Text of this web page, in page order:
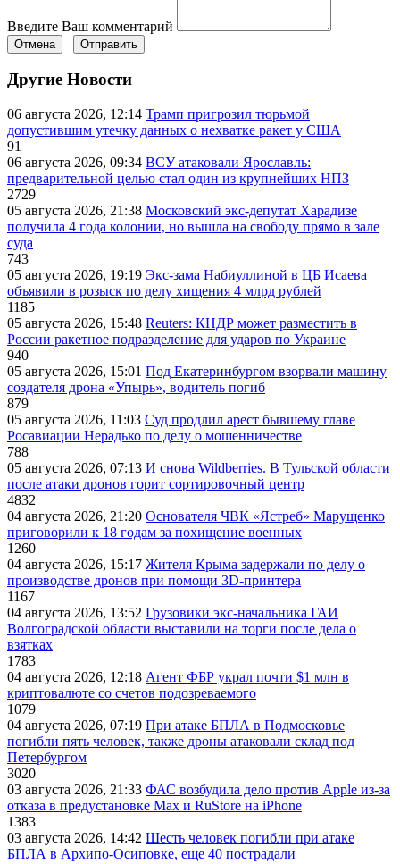
Введите Ваш комментарий
Отмена Отправить
Другие Новости
06 августа 2026, 12:14 Трамп пригрозил тюрьмой
допустившим утечку данных о нехватке ракет у США
91
06 августа 2026, 09:34 ВСУ атаковали Ярославль:
предварительной целью стал один из крупнейших НПЗ
2729
05 августа 2026, 21:38 Московский экс-депутат Харадизе
получила 4 года колонии, но вышла на свободу прямо в зале
суда
743
05 августа 2026, 19:19 Экс-зама Набиуллиной в ЦБ Исаева
объявили в розыск по делу хищения 4 млрд рублей
1185
05 августа 2026, 15:48 Reuters: КНДР может разместить в
России ракетное подразделение для ударов по Украине
940
05 августа 2026, 15:01 Под Екатеринбургом взорвали машину
создателя дрона «Упырь», водитель погиб
879
05 августа 2026, 11:03 Суд продлил арест бывшему главе
Росавиации Нерадько по делу о мошенничестве
788
05 августа 2026, 07:13 И снова Wildberries. В Тульской области
после атаки дронов горит сортировочный центр
4832
04 августа 2026, 21:20 Основателя ЧВК «Ястреб» Марущенко
приговорили к 18 годам за похищение военных
1260
04 августа 2026, 15:17 Жителя Крыма задержали по делу о
производстве дронов при помощи 3D‑принтера
1167
04 августа 2026, 13:52 Грузовики экс-начальника ГАИ
Волгоградской области выставили на торги после дела о
взятках
1783
04 августа 2026, 12:18 Агент ФБР украл почти $1 млн в
криптовалюте со счетов подозреваемого
1079
04 августа 2026, 07:19 При атаке БПЛА в Подмосковье
погибли пять человек, также дроны атаковали склад под
Петербургом
3020
03 августа 2026, 21:33 ФАС возбудила дело против Apple из-за
отказа в предустановке Max и RuStore на iPhone
1383
03 августа 2026, 14:42 Шесть человек погибли при атаке
БПЛА в Архипо-Осиповке, еще 40 пострадали